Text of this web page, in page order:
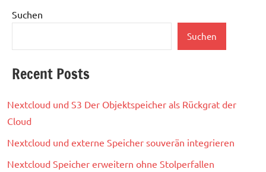
Suchen
Suchen
Recent Posts
Nextcloud und S3 Der Objektspeicher als Rückgrat der
Cloud
Nextcloud und externe Speicher souverän integrieren
Nextcloud Speicher erweitern ohne Stolperfallen